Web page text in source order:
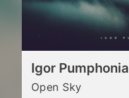
Igor Pumphonia
Open Sky